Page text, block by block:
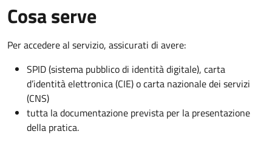
Cosa serve
Per accedere al servizio, assicurati di avere:
SPID (sistema pubblico di identità digitale), carta
d’identità elettronica (CIE) o carta nazionale dei servizi
(CNS)
tutta la documentazione prevista per la presentazione
della pratica.